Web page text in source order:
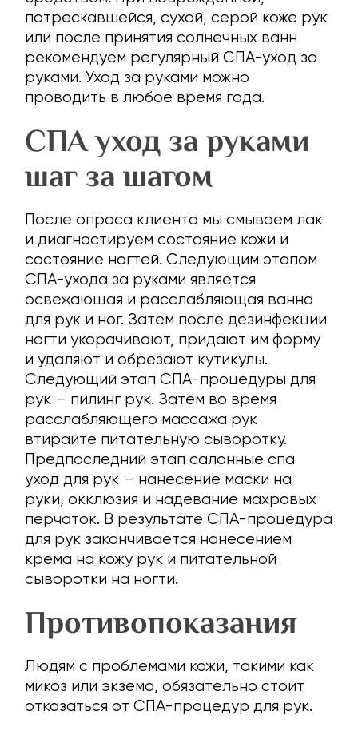
потрескавшейся, сухой, серой коже рук
или после принятия солнечных ванн
рекомендуем регулярный СПА-уход за
руками. Уход за руками можно
проводить в любое время года.
СПА уход за руками
шаг за шагом
После опроса клиента мы смываем лак
и диагностируем состояние кожи и
состояние ногтей. Следующим этапом
СПА-ухода за руками является
освежающая и расслабляющая ванна
для рук и ног. Затем после дезинфекции
ногти укорачивают, придают им форму
и удаляют и обрезают кутикулы.
Следующий этап СПА-процедуры для
рук – пилинг рук. Затем во время
расслабляющего массажа рук
втирайте питательную сыворотку.
Предпоследний этап салонные спа
уход для рук – нанесение маски на
руки, окклюзия и надевание махровых
перчаток. В результате СПА-процедура
для рук заканчивается нанесением
крема на кожу рук и питательной
сыворотки на ногти.
Противопоказания
Людям с проблемами кожи, такими как
микоз или экзема, обязательно стоит
отказаться от СПА-процедур для рук.